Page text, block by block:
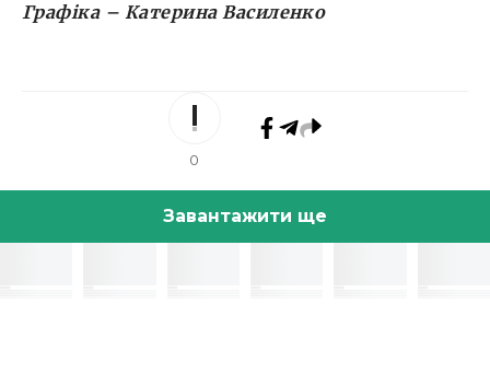
Графіка – Катерина Василенко
0
Завантажити ще